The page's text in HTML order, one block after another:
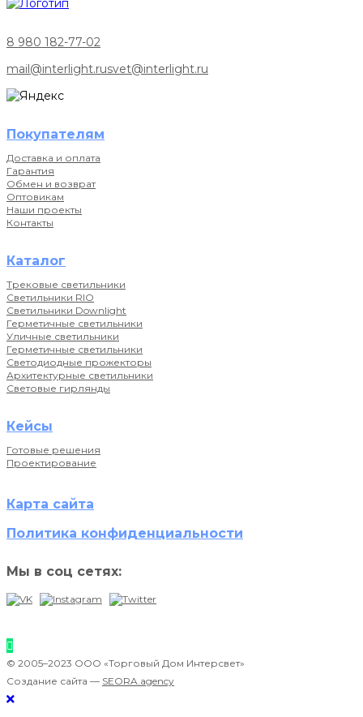
8 980 182-77-02
mail@interlight.rusvet@interlight.ru
Покупателям
Доставка и оплата
Гарантия
Обмен и возврат
Оптовикам
Наши проекты
Контакты
Каталог
Трековые светильники
Светильники RIO
Светильники Downlight
Герметичные светильники
Уличные светильники
Герметичные светильники
Светодиодные прожекторы
Архитектурные светильники
Световые гирлянды
Кейсы
Готовые решения
Проектирование
Карта сайта
Политика конфиденциальности
Мы в соц сетях:
© 2005–2023 ООО «Торговый Дом Интерсвет»
Создание сайта — SEORA.agency